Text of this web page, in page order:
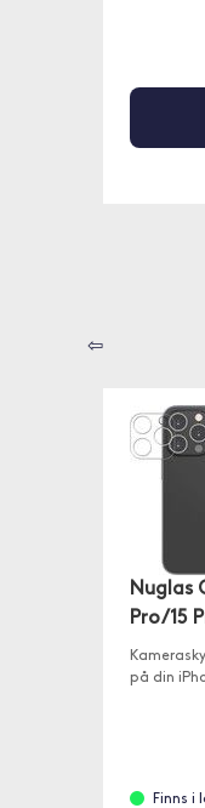
⇦
Nuglas
Pro/15
på din
Finns i